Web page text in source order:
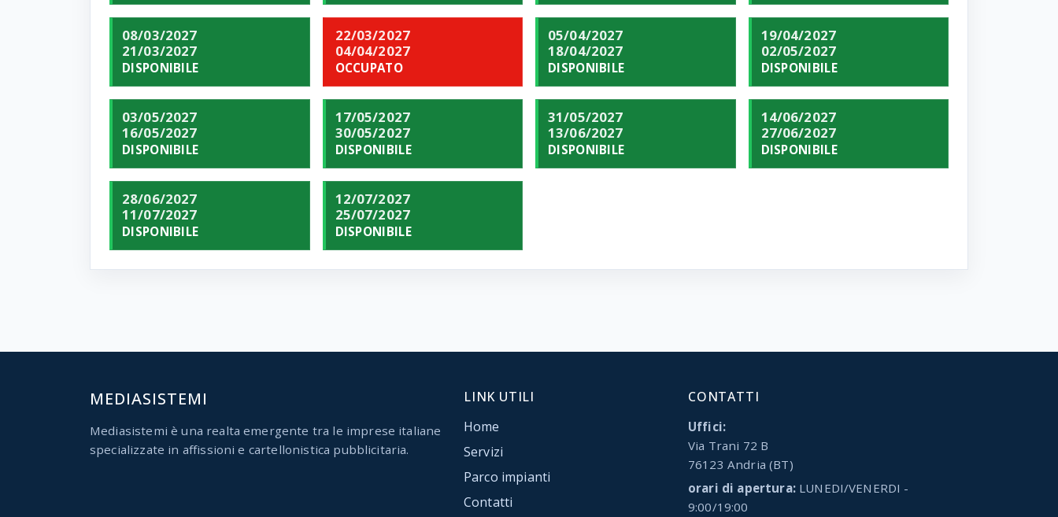
08/03/2027
21/03/2027
DISPONIBILE
22/03/2027
04/04/2027
OCCUPATO
05/04/2027
18/04/2027
DISPONIBILE
19/04/2027
02/05/2027
DISPONIBILE
03/05/2027
16/05/2027
DISPONIBILE
17/05/2027
30/05/2027
DISPONIBILE
31/05/2027
13/06/2027
DISPONIBILE
14/06/2027
27/06/2027
DISPONIBILE
28/06/2027
11/07/2027
DISPONIBILE
12/07/2027
25/07/2027
DISPONIBILE
MEDIASISTEMI
Mediasistemi è una realta emergente tra le imprese italiane
specializzate in affissioni e cartellonistica pubblicitaria.
LINK UTILI
Home
Servizi
Parco impianti
Contatti
CONTATTI
Uffici:
Via Trani 72 B
76123 Andria (BT)
orari di apertura:LUNEDI/VENERDI -
9:00/19:00